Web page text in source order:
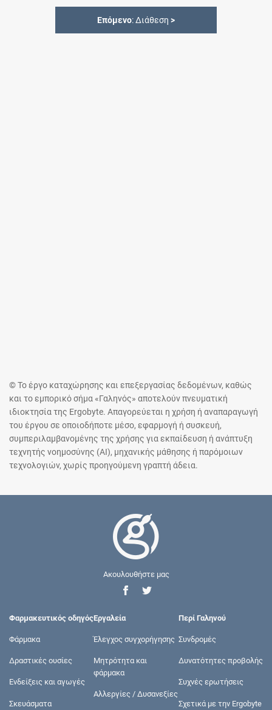
Επόμενο: Διάθεση >
© Το έργο καταχώρησης και επεξεργασίας δεδομένων, καθώς
και το εμπορικό σήμα «Γαληνός» αποτελούν πνευματική
ιδιοκτησία της Ergobyte. Απαγορεύεται η χρήση ή αναπαραγωγή
του έργου σε οποιοδήποτε μέσο, εφαρμογή ή συσκευή,
συμπεριλαμβανομένης της χρήσης για εκπαίδευση ή ανάπτυξη
τεχνητής νοημοσύνης (AI), μηχανικής μάθησης ή παρόμοιων
τεχνολογιών, χωρίς προηγούμενη γραπτή άδεια.
Ακουλουθήστε μας
Φαρμακευτικός οδηγός
Φάρμακα
Δραστικές ουσίες
Ενδείξεις και αγωγές
Σκευάσματα
Εργαλεία
Έλεγχος συγχορήγησης
Μητρότητα και
φάρμακα
Αλλεργίες / Δυσανεξίες
Περί Γαληνού
Συνδρομές
Δυνατότητες προβολής
Συχνές ερωτήσεις
Σχετικά με την Ergobyte